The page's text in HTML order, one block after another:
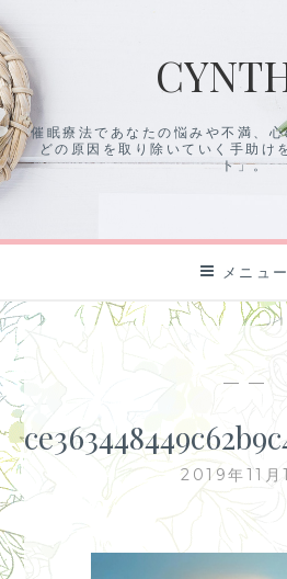
ン
テ
ン
ツ
に
ス
キ
プ
催眠療法であなたの悩みや不満、
どの原因を取り除いていく手助け
ト」。
メニュー
— —
2019年11月